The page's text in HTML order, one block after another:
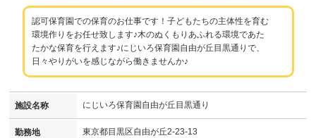
認可保育園での保育のお仕事です！子どもたちの主体性を育む
環境作りをお任せ致します♪木のぬくもりあふれる環境であた
たかな保育を行えます♪にじいろ保育園自由が丘目黒通りで、
日々やりがいを感じながら働きませんか♪
施設名称 にじいろ保育園自由が丘目黒通り
勤務地 東京都目黒区自由が丘2-23-13